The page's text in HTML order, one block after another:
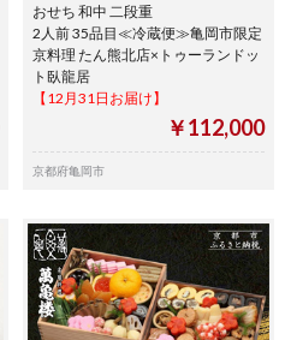
おせち 和中 二段重
2人前 35品目≪冷蔵便≫亀岡市限定
京料理 たん熊北店×トゥーランドッ
ト臥龍居
【12月31日お届け】
￥112,000
京都府亀岡市